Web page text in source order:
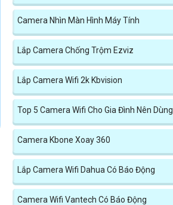
Camera Nhìn Màn Hình Máy Tính
Lắp Camera Chống Trộm Ezviz
Lắp Camera Wifi 2k Kbvision
Top 5 Camera Wifi Cho Gia Đình Nên Dùng
Camera Kbone Xoay 360
Lắp Camera Wifi Dahua Có Báo Động
Camera Wifi Vantech Có Báo Động